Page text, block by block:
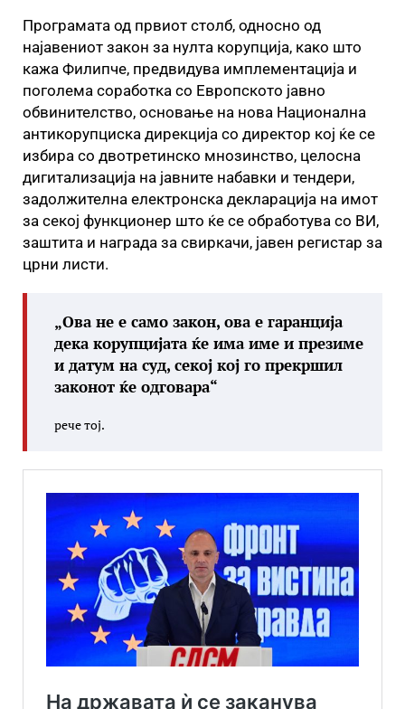
Програмата од првиот столб, односно од
најавениот закон за нулта корупција, како што
кажа Филипче, предвидува имплементација и
поголема соработка со Европското јавно
обвинителство, основање на нова Национална
антикорупциска дирекција со директор кој ќе се
избира со двотретинско мнозинство, целосна
дигитализација на јавните набавки и тендери,
задолжителна електронска декларација на имот
за секој функционер што ќе се обработува со ВИ,
заштита и награда за свиркачи, јавен регистар за
црни листи.
„Ова не е само закон, ова е гаранција
дека корупцијата ќе има име и презиме
и датум на суд, секој кој го прекршил
законот ќе одговара“
рече тој.